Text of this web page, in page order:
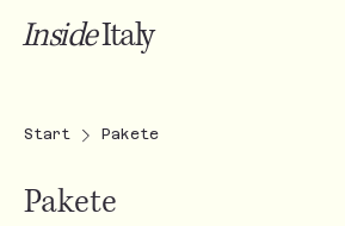
InsideItaly
Start Pakete
Pakete